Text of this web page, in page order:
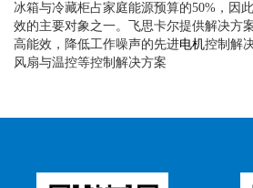
冰箱与冷藏柜占家庭能源预算的50%，因
效的主要对象之一。飞思卡尔提供解决方
高能效，降低工作噪声的先进电机控制解
风扇与温控等控制解决方案